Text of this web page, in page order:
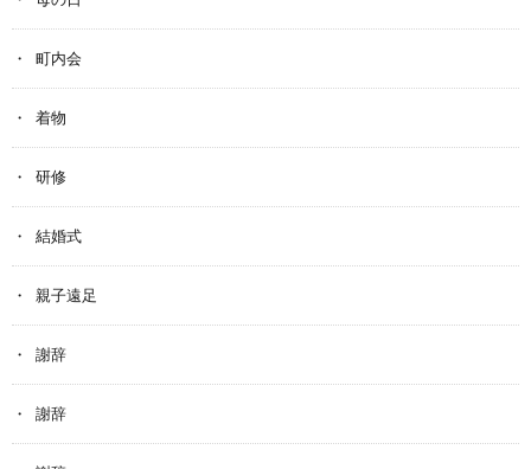
町内会
着物
研修
結婚式
親子遠足
謝辞
謝辞